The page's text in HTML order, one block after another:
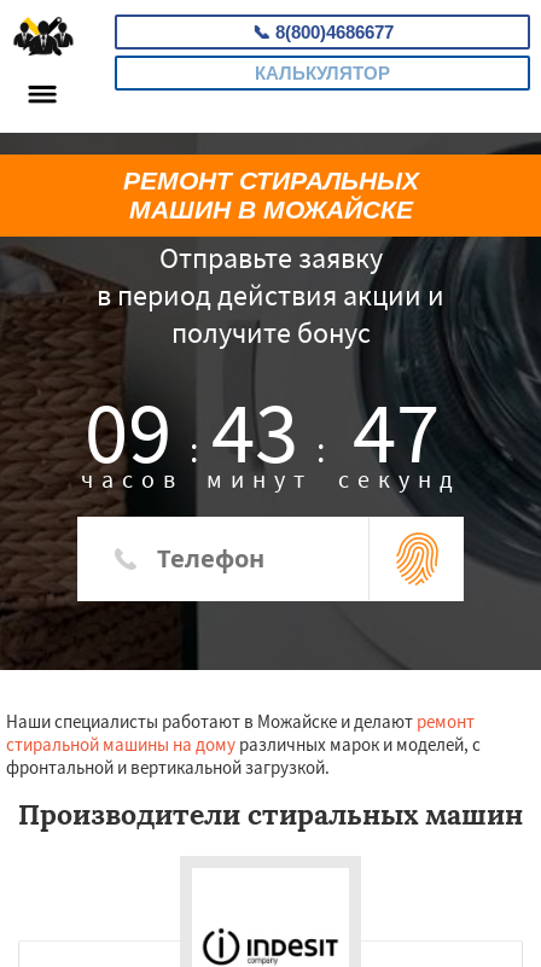
📞 8(800)4686677
КАЛЬКУЛЯТОР
Отправьте заявку
в период действия акции и
получите бонус
09 :
часов 43 :
минут 46
секунд
РЕМОНТ СТИРАЛЬНЫХ
МАШИН В МОЖАЙСКЕ
Наши специалисты работают в Можайске и делают ремонт
стиральной машины на дому различных марок и моделей, с
фронтальной и вертикальной загрузкой.
Производители стиральных машин